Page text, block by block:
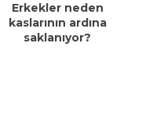
Erkekler neden
kaslarının ardına
saklanıyor?